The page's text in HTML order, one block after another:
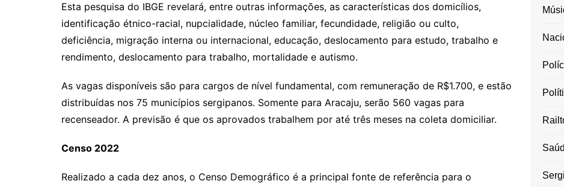
Esta pesquisa do IBGE revelará, entre outras informações, as características dos domicílios,
identificação étnico-racial, nupcialidade, núcleo familiar, fecundidade, religião ou culto,
deficiência, migração interna ou internacional, educação, deslocamento para estudo, trabalho e
rendimento, deslocamento para trabalho, mortalidade e autismo.
As vagas disponíveis são para cargos de nível fundamental, com remuneração de R$1.700, e estão
distribuídas nos 75 municípios sergipanos. Somente para Aracaju, serão 560 vagas para
recenseador. A previsão é que os aprovados trabalhem por até três meses na coleta domiciliar.
Censo 2022
Realizado a cada dez anos, o Censo Demográfico é a principal fonte de referência para o